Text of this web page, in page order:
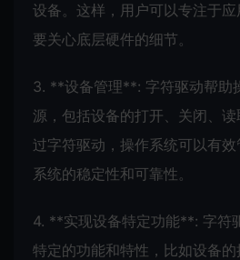
设备。这样，用户可以专注于
要关心底层硬件的细节。
3. **设备管理**: 字符驱动帮助
源，包括设备的打开、关闭、
过字符驱动，操作系统可以有
系统的稳定性和可靠性。
4. **实现设备特定功能**: 字符
特定的功能和特性，比如设备